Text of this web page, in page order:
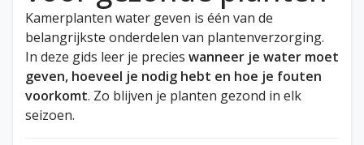
Kamerplanten water geven is één van de
belangrijkste onderdelen van plantenverzorging.
In deze gids leer je precies wanneer je water moet
geven, hoeveel je nodig hebt en hoe je fouten
voorkomt. Zo blijven je planten gezond in elk
seizoen.